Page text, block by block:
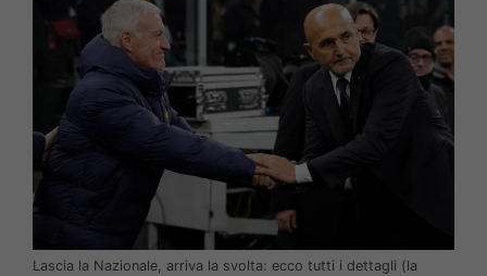
Lascia la Nazionale, arriva la svolta: ecco tutti i dettagli (la